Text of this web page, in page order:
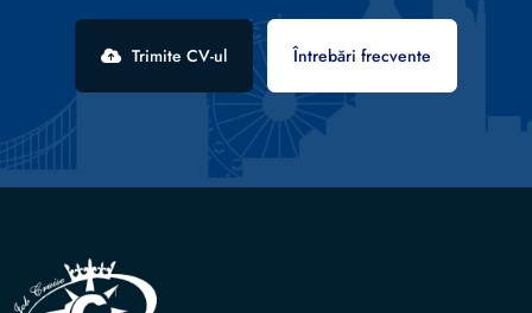
Trimite CV-ul Întrebări frecvente